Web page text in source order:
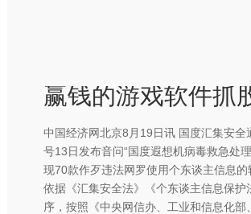
中国经济网北京8月19日讯 国度汇集安全
号13日发布音问“国度遐想机病毒救急处
现70款作歹违法网罗使用个东谈主信息的
依据《汇集安全法》《个东谈主信息保护
序，按照《中央网信办、工业和信息化部